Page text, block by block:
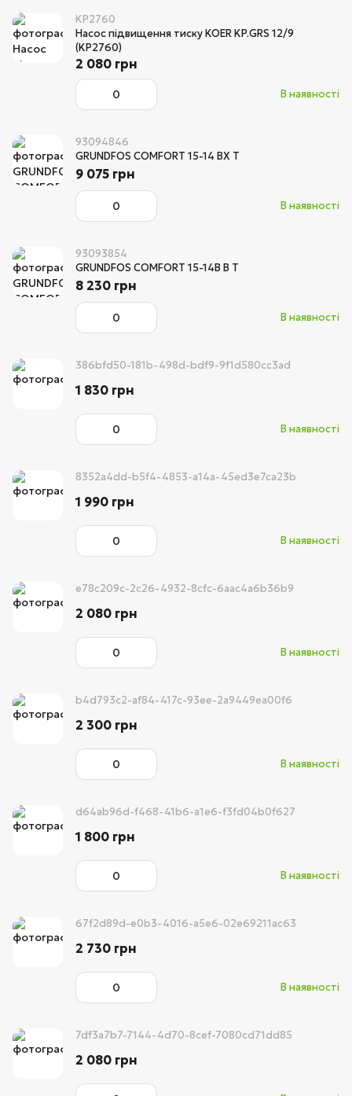
KP2760
Насос підвищення тиску KOER KP.GRS 12/9
(KP2760)
В наявності
2 080 грн
93094846
GRUNDFOS COMFORT 15-14 BX T
В наявності
9 075 грн
93093854
GRUNDFOS COMFORT 15-14B B T
В наявності
8 230 грн
386bfd50-181b-498d-bdf9-9f1d580cc3ad
В наявності
1 830 грн
8352a4dd-b5f4-4853-a14a-45ed3e7ca23b
В наявності
1 990 грн
e78c209c-2c26-4932-8cfc-6aac4a6b36b9
В наявності
2 080 грн
b4d793c2-af84-417c-93ee-2a9449ea00f6
В наявності
2 300 грн
d64ab96d-f468-41b6-a1e6-f3fd04b0f627
В наявності
1 800 грн
67f2d89d-e0b3-4016-a5e6-02e69211ac63
В наявності
2 730 грн
7df3a7b7-7144-4d70-8cef-7080cd71dd85
2 080 грн